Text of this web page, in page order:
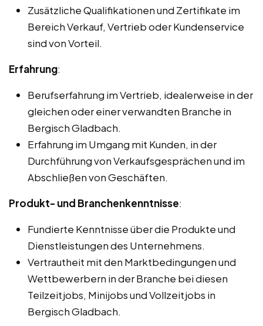
Zusätzliche Qualifikationen und Zertifikate im
Bereich Verkauf, Vertrieb oder Kundenservice
sind von Vorteil.
Erfahrung:
Berufserfahrung im Vertrieb, idealerweise in der
gleichen oder einer verwandten Branche in
Bergisch Gladbach.
Erfahrung im Umgang mit Kunden, in der
Durchführung von Verkaufsgesprächen und im
Abschließen von Geschäften.
Produkt- und Branchenkenntnisse:
Fundierte Kenntnisse über die Produkte und
Dienstleistungen des Unternehmens.
Vertrautheit mit den Marktbedingungen und
Wettbewerbern in der Branche bei diesen
Teilzeitjobs, Minijobs und Vollzeitjobs in
Bergisch Gladbach.